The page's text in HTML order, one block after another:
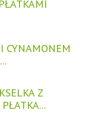
CYNAMONEM
Z